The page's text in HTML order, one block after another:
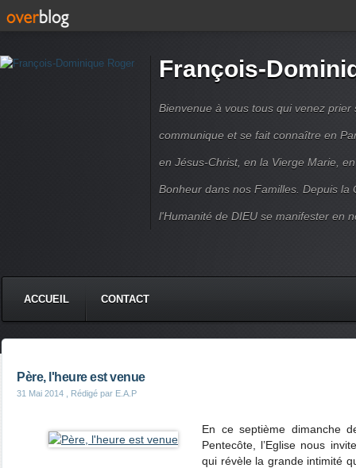
François-
Bienvenue à vous tous qui venez prier
communique et se fait connaître en
en Jésus-Christ, en la Vierge Marie,
Bonheur dans nos Familles. Depuis la
l'Humanité de DIEU se manifester en
ACCUEIL CONTACT
Père, l'heure est venue
31 Mai 2014 , Rédigé par E.A.P
En ce septième dimanche
Pentecôte, l’Eglise nous
qui révèle la grande intimité